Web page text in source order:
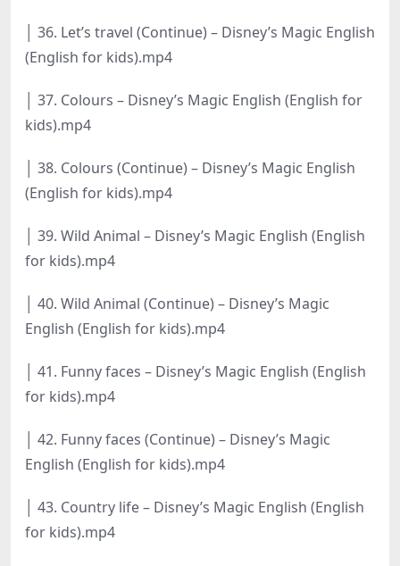
│ 36. Let’s travel (Continue) – Disney’s Magic English
(English for kids).mp4
│ 37. Colours – Disney’s Magic English (English for
kids).mp4
│ 38. Colours (Continue) – Disney’s Magic English
(English for kids).mp4
│ 39. Wild Animal – Disney’s Magic English (English
for kids).mp4
│ 40. Wild Animal (Continue) – Disney’s Magic
English (English for kids).mp4
│ 41. Funny faces – Disney’s Magic English (English
for kids).mp4
│ 42. Funny faces (Continue) – Disney’s Magic
English (English for kids).mp4
│ 43. Country life – Disney’s Magic English (English
for kids).mp4